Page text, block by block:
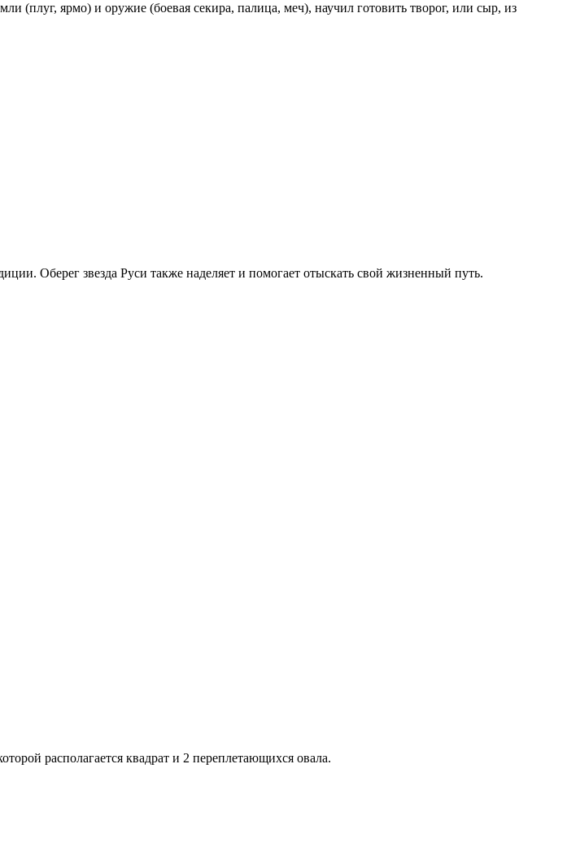
(плуг, ярмо) и оружие (боевая секира, палица, меч), научил готовить творог, или сыр, из
Оберег звезда Руси также наделяет и помогает отыскать свой жизненный путь.
располагается квадрат и 2 переплетающихся овала.